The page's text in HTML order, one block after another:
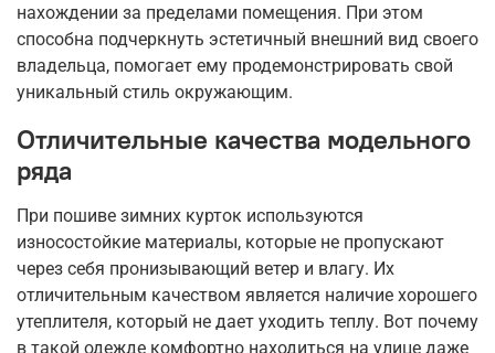
нахождении за пределами помещения. При этом
способна подчеркнуть эстетичный внешний вид своего
владельца, помогает ему продемонстрировать свой
уникальный стиль окружающим.
Отличительные качества модельного
ряда
При пошиве зимних курток используются
износостойкие материалы, которые не пропускают
через себя пронизывающий ветер и влагу. Их
отличительным качеством является наличие хорошего
утеплителя, который не дает уходить теплу. Вот почему
в такой одежде комфортно находиться на улице даже